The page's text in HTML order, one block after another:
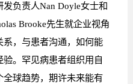
负责人Nan Doyle女士和
Brooke先生就企业视角
，与患者沟通，如何能
。罕见病患者组织用自
全球趋势，期许未来能有